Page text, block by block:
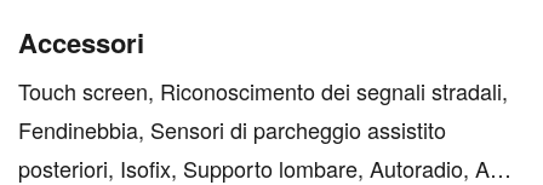
Contattaci per assicurarti dell’effettiva disponibilità
della...
Accessori
Touch screen, Riconoscimento dei segnali stradali,
Fendinebbia, Sensori di parcheggio assistito
posteriori, Isofix, Supporto lombare, Autoradio, ABS,